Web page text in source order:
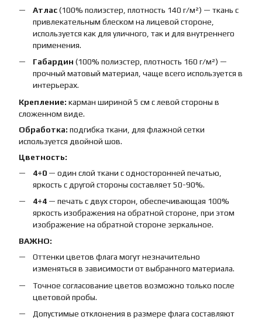
Атлас(100% полиэстер, плотность 140 г/м²) — ткань с
привлекательным блеском на лицевой стороне,
используется как для уличного, так и для внутреннего
применения.
Габардин (100% полиэстер, плотность 160 г/м²) —
прочный матовый материал, чаще всего используется в
интерьерах.
Крепление: карман шириной 5 см с левой стороны в
сложенном виде.
Обработка: подгибка ткани, для флажной сетки
используется двойной шов.
Цветность:
4+0 — один слой ткани с односторонней печатью,
яркость с другой стороны составляет 50-90%.
4+4 — печать с двух сторон, обеспечивающая 100%
яркость изображения на обратной стороне, при этом
изображение на обратной стороне зеркальное.
ВАЖНО:
Оттенки цветов флага могут незначительно
изменяться в зависимости от выбранного материала.
Точное согласование цветов возможно только после
цветовой пробы.
Допустимые отклонения в размере флага составляют